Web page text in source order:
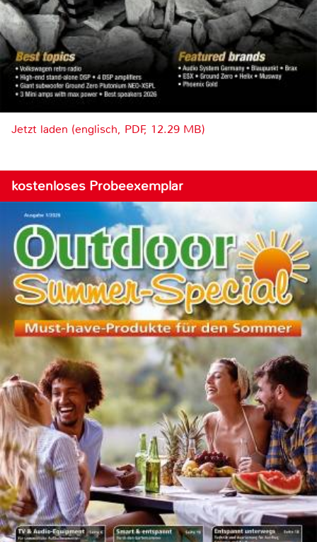
Jetzt laden (englisch, PDF, 12.29 MB)
kostenloses Probeexemplar